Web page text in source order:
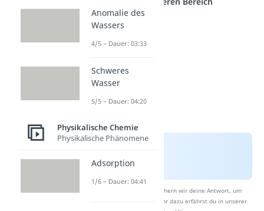
Nach Beantwortung speichern wir deine Antwort, um
Studyflix zu verbessern. Mehr dazu erfährst du in unserer
Anomalie des
Wassers
4/5 – Dauer: 03:33
Schweres
Wasser
5/5 – Dauer: 04:20
Physikalische Chemie
Physikalische Phänomene
Adsorption
1/6 – Dauer: 04:41